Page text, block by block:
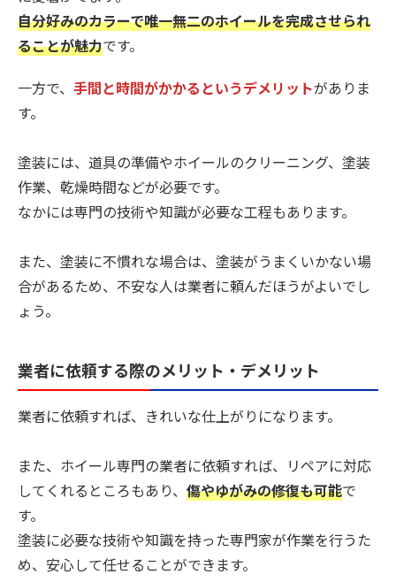
自分好みのカラーで唯一無二のホイールを完成させられ
ることが魅力です。
一方で、 手間と時間がかかるというデメリットがありま
す。
塗装には、道具の準備やホイールのクリーニング、塗装
作業、乾燥時間などが必要です。
なかには専門の技術や知識が必要な工程もあります。
また、塗装に不慣れな場合は、塗装がうまくいかない場
合があるため、不安な人は業者に頼んだほうがよいでし
ょう。
業者に依頼する際のメリット・デメリット
業者に依頼すれば、きれいな仕上がりになります。
また、ホイール専門の業者に依頼すれば、リペアに対応
してくれるところもあり、 傷やゆがみの修復も可能で
す。
塗装に必要な技術や知識を持った専門家が作業を行うた
め、安心して任せることができます。